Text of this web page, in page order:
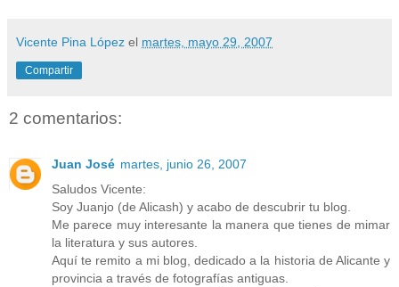
Vicente Pina López el martes, mayo 29, 2007
Compartir
2 comentarios:
Juan José martes, junio 26, 2007
Saludos Vicente:
Soy Juanjo (de Alicash) y acabo de descubrir tu blog.
Me parece muy interesante la manera que tienes de mimar
la literatura y sus autores.
Aquí te remito a mi blog, dedicado a la historia de Alicante y
provincia a través de fotografías antiguas.